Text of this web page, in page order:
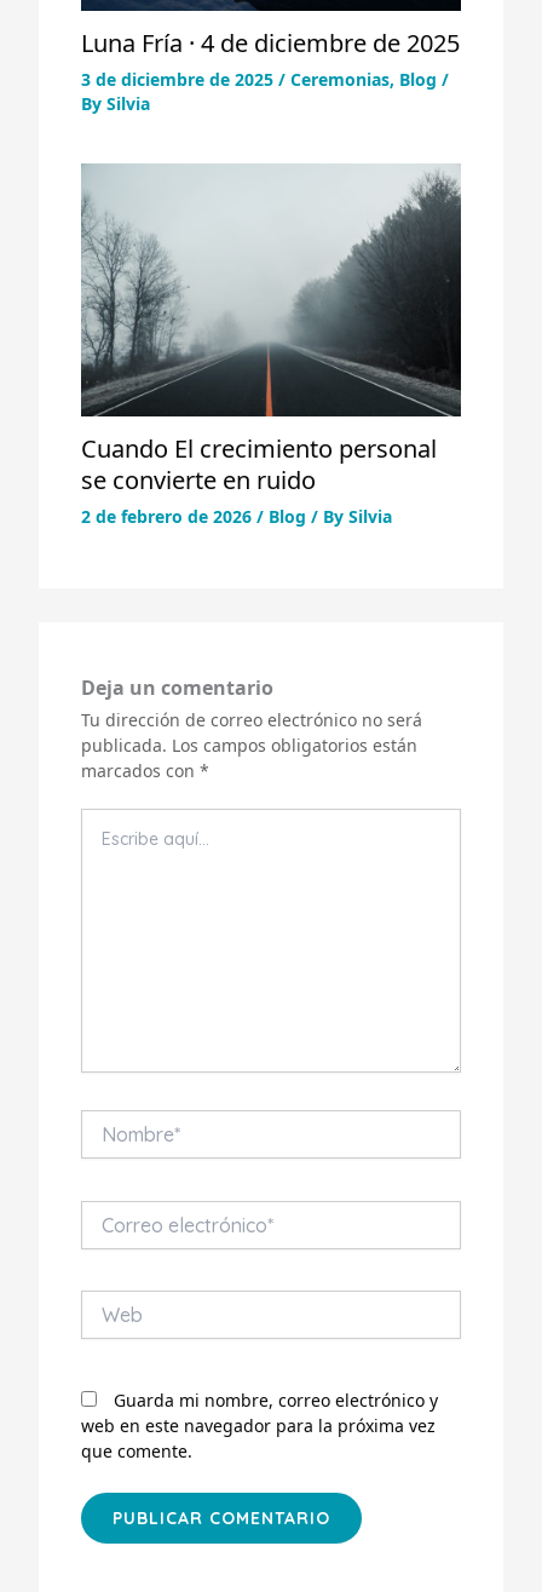
Luna Fría · 4 de diciembre de 2025
3 de diciembre de 2025 / Ceremonias, Blog /
By Silvia
Cuando El crecimiento personal
se convierte en ruido
2 de febrero de 2026 / Blog / By Silvia
Deja un comentario
Tu dirección de correo electrónico no será
publicada. Los campos obligatorios están
marcados con *
aquí...
Nombre*
electrónico*
Guarda mi nombre, correo electrónico y
web en este navegador para la próxima vez
que comente.